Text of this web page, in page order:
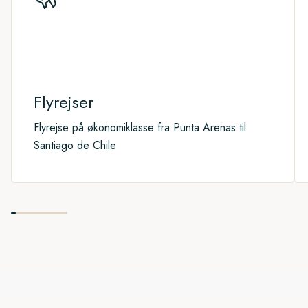
Fugleentusiaster kan kigge op mod himlen efter antarktiske
Flyrejser
Flyrejse på økonomiklasse fra Punta Arenas til
Santiago de Chile